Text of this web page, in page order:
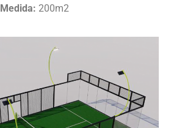
Medida: 200m2